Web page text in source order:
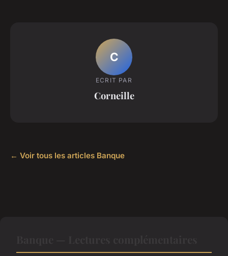
C
ECRIT PAR
Corneille
← Voir tous les articles Banque